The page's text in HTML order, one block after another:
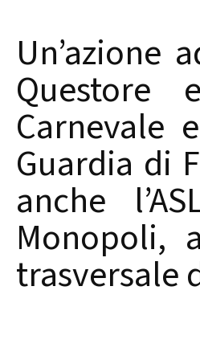
Un’azione
Carnevale
Guardia di
anche
Monopoli,
trasversale